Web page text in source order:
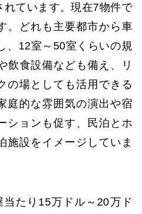
れています。現在7物件で
。どれも主要都市から車
、12室～50室くらいの規
飲食設備なども備え、リ
の場としても活用できる
庭的な雰囲気の演出や宿
ションも促す、民泊とホ
施設をイメージしていま
たり15万ドル～20万ド